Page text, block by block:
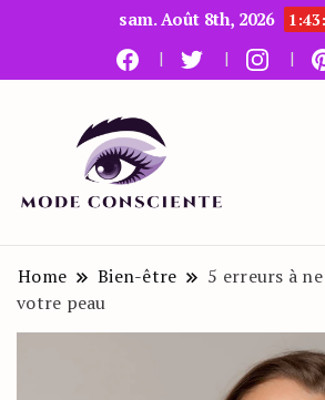
sam. Août 8th, 2026
Le blog
Home Bien-être
5 erreurs à
votre peau